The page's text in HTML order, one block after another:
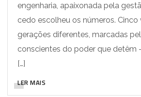
engenharia, apaixonada pela
cedo escolheu os números. Cinco
gerações diferentes, marcadas
conscientes do poder que detêm
[…]
LER MAIS